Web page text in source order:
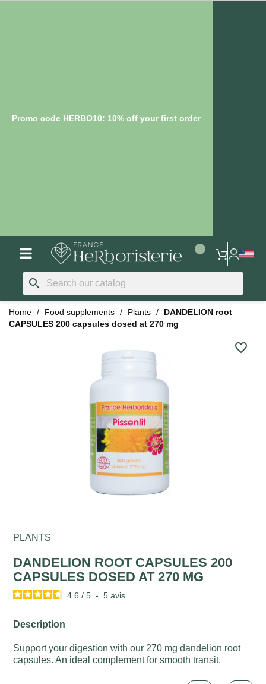
Promo code HERBO10: 10% off your first order
search
Home Food supplements Plants
DANDELION root
CAPSULES 200 capsules dosed at 270 mg
favorite_border
PLANTS
DANDELION ROOT CAPSULES 200
CAPSULES DOSED AT 270 MG
4.6 / 5 - 5avis
Description
Support your digestion with our 270 mg dandelion root
capsules. An ideal complement for smooth transit.